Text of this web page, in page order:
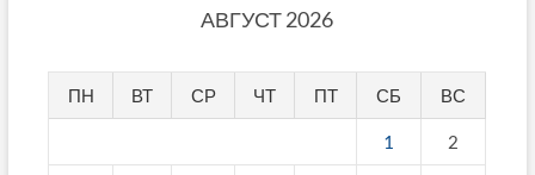
АВГУСТ 2026
ПН ВТ СР ЧТ ПТ СБ ВС
1 2